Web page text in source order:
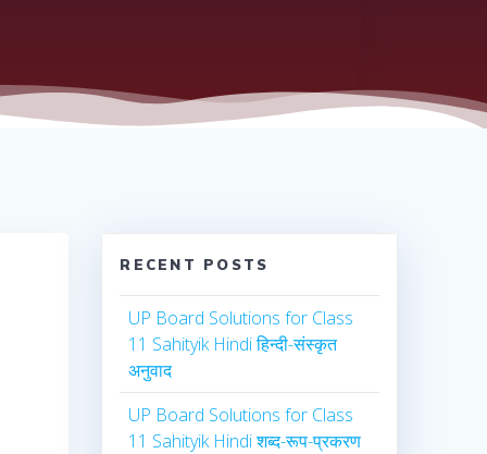
RECENT POSTS
UP Board Solutions for Class
11 Sahityik Hindi हिन्दी-संस्कृत
अनुवाद
UP Board Solutions for Class
11 Sahityik Hindi शब्द-रूप-प्रकरण